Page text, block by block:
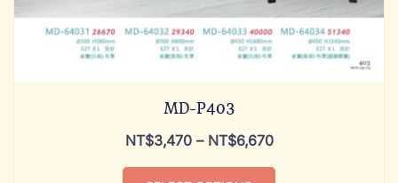
MD-P403
NT$3,470– NT$6,670